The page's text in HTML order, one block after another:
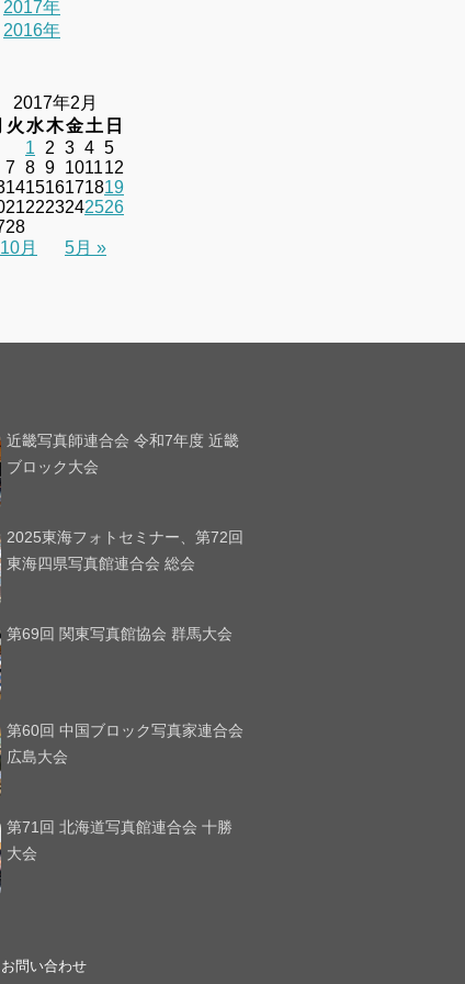
2017年
2016年
2017年2月
火 水木金土 日
月 5月 »
1 2 3 4 5
7 8 9 101112
141516171819
212223242526
28
近畿写真師連合会 令和7年度 近畿
ブロック大会
2025東海フォトセミナー、第72回
東海四県写真館連合会 総会
第69回 関東写真館協会 群馬大会
第60回 中国ブロック写真家連合会
広島大会
第71回 北海道写真館連合会 十勝
大会
お問い合わせ